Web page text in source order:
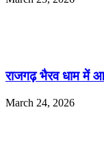
राजगढ़ भैरव धाम में
March 24, 2026